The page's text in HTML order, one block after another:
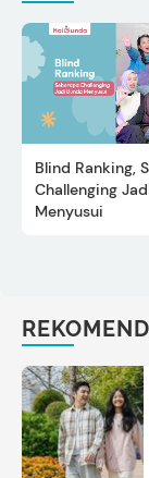
Blind Ranking,
Challenging
Menyusui